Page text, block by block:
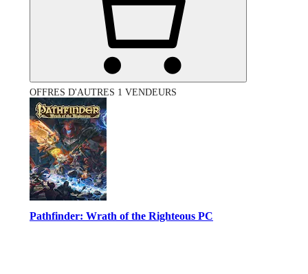
OFFRES D'AUTRES 1 VENDEURS
Pathfinder: Wrath of the Righteous PC